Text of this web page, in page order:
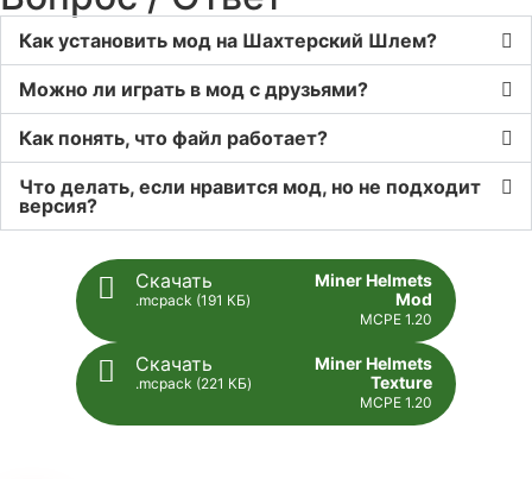
Как установить мод на Шахтерский Шлем?
Можно ли играть в мод с друзьями?
Как понять, что файл работает?
Что делать, если нравится мод, но не подходит
версия?
Скачать
.mcpack (191 КБ)
Miner Helmets
Mod
MCPE 1.20
Скачать
.mcpack (221 КБ)
Miner Helmets
Texture
MCPE 1.20